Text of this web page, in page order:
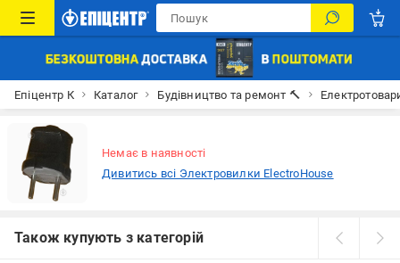
Епіцентр К Каталог Будівництво та ремонт 🔨
Немає в наявності
Дивитись всі Электровилки ElectroHouse
Також купують з категорій